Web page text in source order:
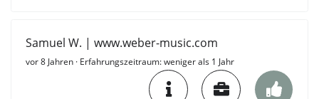
Samuel W. | www.weber-music.com
vor 8 Jahren · Erfahrungszeitraum: weniger als 1 Jahr